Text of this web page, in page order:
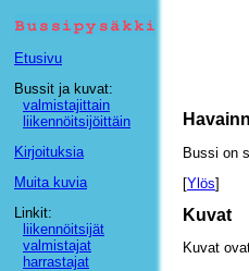
Etusivu
Bussit ja kuvat:
valmistajittain
liikennöitsijöittäin
Kirjoituksia
Muita kuvia
Linkit:
liikennöitsijät
valmistajat
harrastajat
Bussi on
[Ylös]
Kuvat
Kuvat